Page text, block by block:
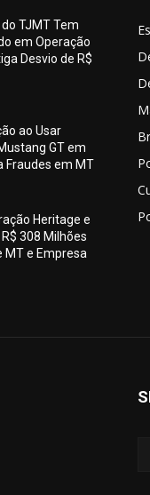
TJMT Tem
em Operação
Desvio de R$
ao Usar
GT em
Fraudes em MT
Heritage e
308 Milhões
MT e Empresa